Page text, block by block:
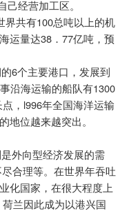
己经营加工区。
界共有100总吨以上的机
运量达38 ． 77亿吨，预
6个主要港口，发展到
沿海运输的船队有1300
， l996年全国海洋运输
地位越来越突出。
外向型经济发展的需
合理等。在世界年吞吐
化国家，在很大程度上
兰因此成为以港兴国